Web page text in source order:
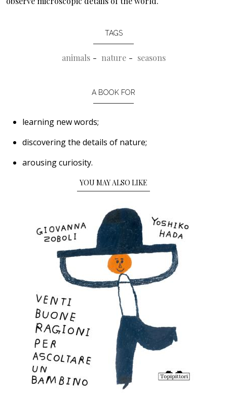
TAGS
animals nature seasons
A BOOK FOR
learning new words;
discovering the details of nature;
arousing curiosity.
YOU MAY ALSO LIKE